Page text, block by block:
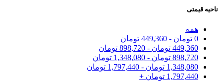
ناحیه قیمتی
همه
0 تومان -
449,360 تومان
449,360 تومان -
898,720 تومان
898,720 تومان -
1,348,080 تومان
1,348,080 تومان -
1,797,440 تومان
1,797,440 تومان +